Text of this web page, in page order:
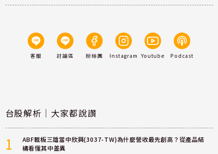
客服 討論區 粉絲團 Instagram Youtube Podcast
台股解析｜大家都說讚
1
ABF載板三雄當中欣興(3037-TW)為什麼營收最先創高？從產品結
構看懂其中差異